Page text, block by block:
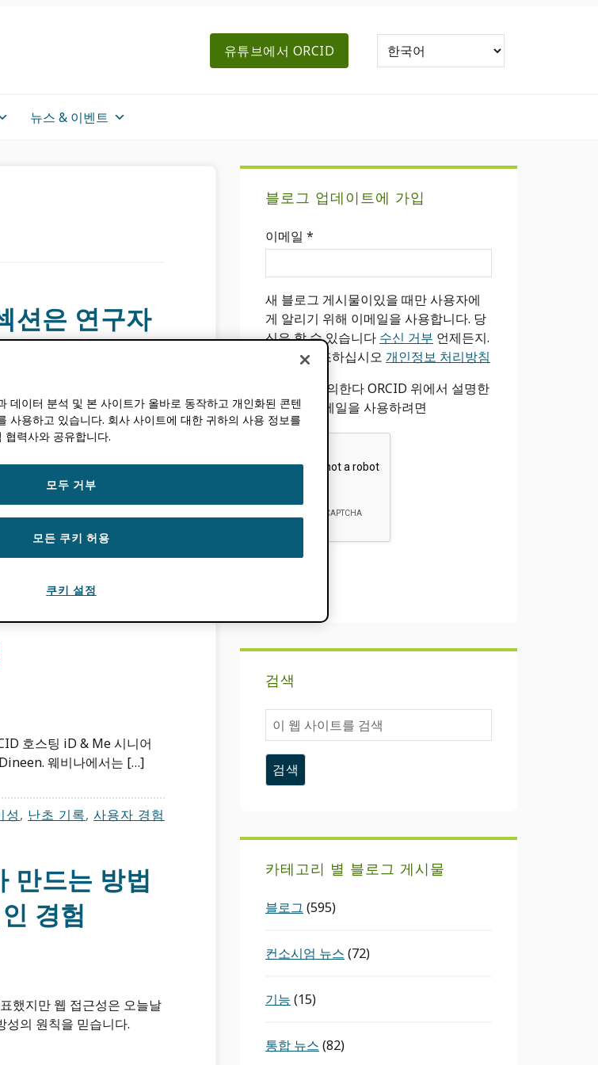
유튜브에서 ORCID
뉴스 & 이벤트
션은 연구자
록 돕습니
열하여 자금 지원자, 협력
니다.
호스팅 iD & Me 시니어
웨비나에서는 […]
성, 난초 기록, 사용자 경험
만드는 방법
경험
했지만 웹 접근성은 오늘날
성의 원칙을 믿습니다.
블로그 업데이트에 가입
이메일 *
새 블로그 게시물이있을 때만 사용자에
게 알리기 위해 이메일을 사용합니다. 당
신은 할 수 있습니다 수신 거부 언제든지.
우리를 참조하십시오 개인정보 처리방침
나는 동의한다 ORCID 위에서 설명한
대로 내 이메일을 사용하려면
검색
이
웹
사
이
카테고리 별 블로그 게시물
블로그 (595)
컨소시엄 뉴스 (72)
기능 (15)
통합 뉴스 (82)
데이터 분석 및 본 사이트가 올바로 동작하고 개인화된 콘텐
사용하고 있습니다. 회사 사이트에 대한 귀하의 사용 정보를
력사와 공유합니다.
모두 거부
모든 쿠키 허용
쿠키 설정